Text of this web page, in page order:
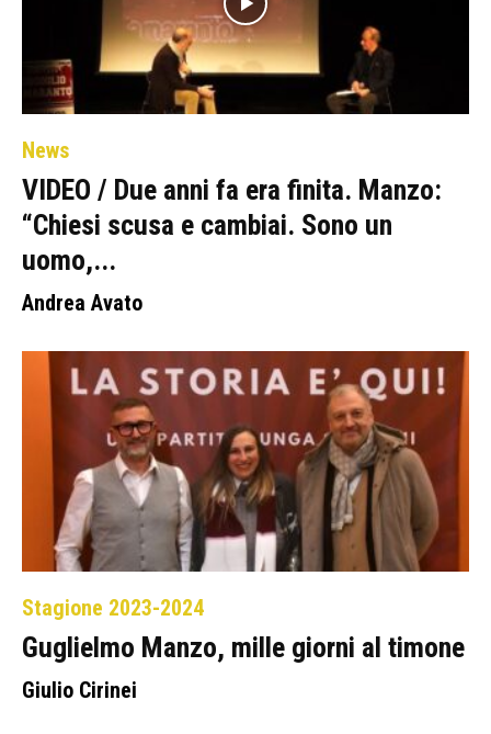
News
VIDEO / Due anni fa era finita. Manzo:
“Chiesi scusa e cambiai. Sono un
uomo,...
Andrea Avato
Stagione 2023-2024
Guglielmo Manzo, mille giorni al timone
Giulio Cirinei